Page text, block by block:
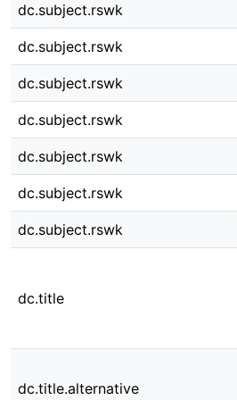
dc.subject.rswk
dc.subject.rswk
dc.subject.rswk
dc.subject.rswk
dc.subject.rswk
dc.subject.rswk
dc.subject.rswk
dc.title
dc.title.alternative